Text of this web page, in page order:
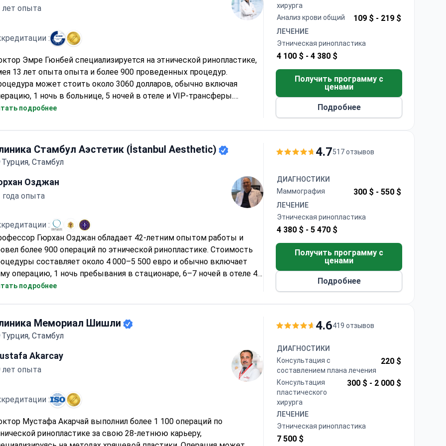
Istanbul)
лет опыта
:
Эмре Гюнбей специализируется на этнической ринопластике,
13 лет опыта опыта и более 900 проведенных процедур.
может стоить около 3060 долларов, обычно включая
1 ночь в больнице, 5 ночей в отеле и VIP-трансферы.
Гюнбей прошел обучение в Mayo Clinic и имеет сертификат
подробнее
хирурга
Анализ крови общий 109 $ - 219 $
ЛЕЧЕНИЕ
Этническая ринопластика
4 100 $ - 4 380 $
Получить программу с
ценами
Подробнее
Стамбул Аэстетик (İstanbul Aesthetic)
Турция, Стамбул
Озджан
года опыта
:
Гюрхан Озджан обладает 42-летним опытом работы и
более 900 операций по этнической ринопластике. Стоимость
составляет около 4 000–5 500 евро и обычно включает
операцию, 1 ночь пребывания в стационаре, 6–7 ночей в отеле 4*,
трансфер и все необходимые медикаменты. Являясь основателем
структуру носа. Клиника использует 3D-
для точного планирования, а уровень рекомендаций
подробнее
4.7517 отзывов
ДИАГНОСТИКИ
Маммография
300 $ - 550 $
ЛЕЧЕНИЕ
Этническая ринопластика
4 380 $ - 5 470 $
Получить программу с
ценами
Подробнее
Мемориал Шишли
Турция, Стамбул
Akarcay
лет опыта
:
Мустафа Акарчай выполнил более 1 100 операций по
ринопластике за свою 28-летнюю карьеру,
4.6419 отзывов
ДИАГНОСТИКИ
Консультация с
составлением плана лечения
220 $
Консультация
пластического
хирурга
300 $ - 2 000 $
ЛЕЧЕНИЕ
Этническая ринопластика
7 500 $